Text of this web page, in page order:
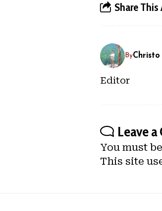
Share
ByChristo
Editor
Leave
You must be
This site